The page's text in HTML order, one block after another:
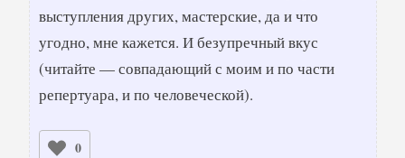
выступления других, мастерские, да и что
угодно, мне кажется. И безупречный вкус
(читайте — совпадающий с моим и по части
репертуара, и по человеческой).
0